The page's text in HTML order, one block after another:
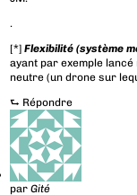
.
[*] Flexibilité (système
ayant par exemple
neutre (un drone sur
⮑ Répondre
parGité